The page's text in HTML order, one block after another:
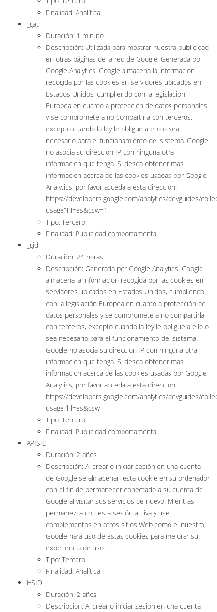
Finalidad: Analítica
_gat
Duración: 1 minuto
Descripción: Utilizada para mostrar nuestra publicidad
en otras páginas de la red de Google. Generada por
Google Analytics. Google almacena la informacion
recogida por las cookies en servidores ubicados en
Estados Unidos, cumpliendo con la legislación
Europea en cuanto a protección de datos personales
y se compromete a no compartirla con terceros,
excepto cuando la ley le obligue a ello o sea
necesario para el funcionamiento del sistema. Google
no asocia su direccion IP con ninguna otra
informacion que tenga. Si desea obtener mas
informacion acerca de las cookies usadas por Google
Analytics, por favor acceda a esta direccion:
https://developers.google.com/analytics/devguides/
usage?hl=es&csw=1
Tipo: Tercero
Finalidad: Publicidad comportamental
_gid
Duración: 24 horas
Descripción: Generada por Google Analytics. Google
almacena la informacion recogida por las cookies en
servidores ubicados en Estados Unidos, cumpliendo
con la legislación Europea en cuanto a protección de
datos personales y se compromete a no compartirla
con terceros, excepto cuando la ley le obligue a ello o
sea necesario para el funcionamiento del sistema.
Google no asocia su direccion IP con ninguna otra
informacion que tenga. Si desea obtener mas
informacion acerca de las cookies usadas por Google
Analytics, por favor acceda a esta direccion:
https://developers.google.com/analytics/devguides/
usage?hl=es&csw
Tipo: Tercero
Finalidad: Publicidad comportamental
APISID
Duración: 2 años
Descripción: Al crear o iniciar sesión en una cuenta
de Google se almacenan esta cookie en su ordenador
con el fin de permanecer conectado a su cuenta de
Google al visitar sus servicios de nuevo. Mientras
permanezca con esta sesión activa y use
complementos en otros sitios Web como el nuestro,
Google hará uso de estas cookies para mejorar su
experiencia de uso.
Tipo: Tercero
Finalidad: Analítica
HSID
Duración: 2 años
Descripción: Al crear o iniciar sesión en una cuenta